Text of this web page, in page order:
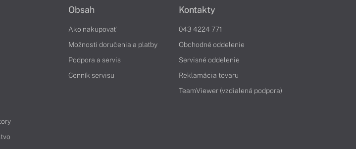
Obsah
Ako nakupovať
Možnosti doručenia a platby
Podpora a servis
Cenník servisu
Kontakty
043 4224 771
Obchodné oddelenie
Servisné oddelenie
Reklamácia tovaru
TeamViewer (vzdialená podpora)